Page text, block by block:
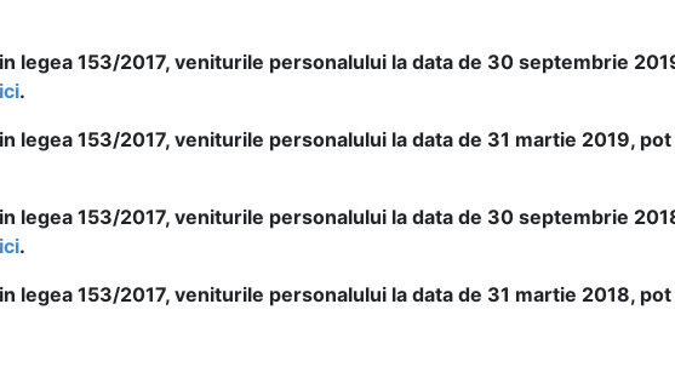
legea 153/2017, veniturile personalului la data de 30 septembrie
.
legea 153/2017, veniturile personalului la data de 31 martie 2019,
legea 153/2017, veniturile personalului la data de 30 septembrie
.
legea 153/2017, veniturile personalului la data de 31 martie 2018,